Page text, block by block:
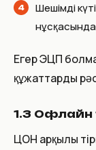
Шешімді
Егер ЭЦП
құжаттарды
1.3 Офлайн
ЦОН арқылы